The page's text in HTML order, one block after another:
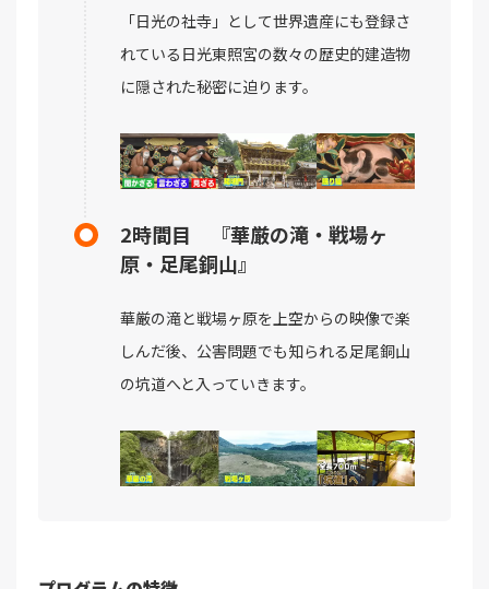
「日光の社寺」として世界遺産にも登録さ
れている日光東照宮の数々の歴史的建造物
に隠された秘密に迫ります。
2時間目 『華厳の滝・戦場ヶ
原・足尾銅山』
華厳の滝と戦場ヶ原を上空からの映像で楽
しんだ後、公害問題でも知られる足尾銅山
の坑道へと入っていきます。